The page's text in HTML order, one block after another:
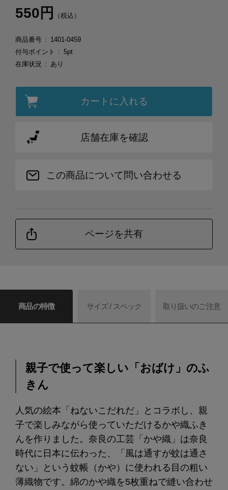
550円 （税込）
商品番号
1401-0459
付与ポイント
5pt
在庫状況
あり
カートに入れる
店舗在庫を確認
この商品について問い合わせる
ページを共有
商品の特徴 サイズ / スペック 取り扱いのご注意
親子で使って楽しい「おばけ」のふ
きん
人気の絵本「ねないこだれだ」とコラボし、親
子で楽しみながら使っていただけるかや織ふき
んを作りました。奈良の工芸「かや織」は奈良
時代に日本に伝わった、「風は通すが蚊は通さ
ない」という蚊帳（かや）に使われる目の粗い
薄織物です。綿のかや織を5枚重ねで縫い合わせ